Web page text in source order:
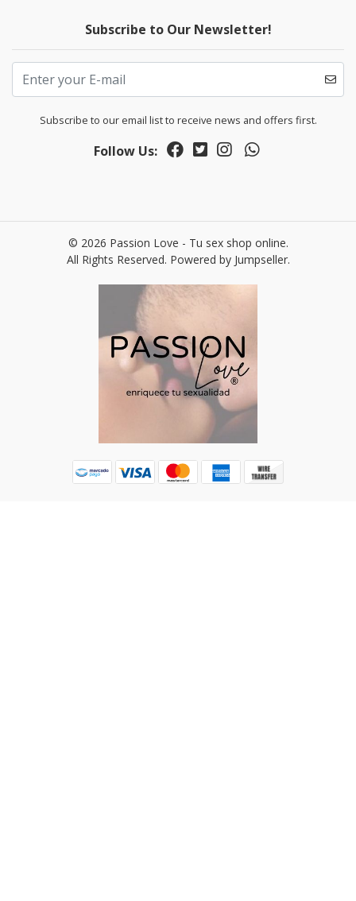
Subscribe to Our Newsletter!
Subscribe to our email list to receive news and offers first.
Follow Us:
© 2026 Passion Love - Tu sex shop online.
All Rights Reserved. Powered by Jumpseller.